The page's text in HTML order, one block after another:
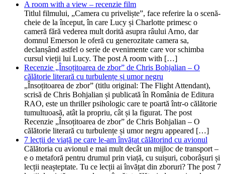
A room with a view – recenzie film
Titlul filmului, „Camera cu priveliște”, face referire la o scenă-
cheie de la început, în care Lucy și Charlotte primesc o
cameră fără vederea mult dorită asupra râului Arno, dar
domnul Emerson le oferă cu generozitate camera sa,
declanșând astfel o serie de evenimente care vor schimba
cursul vieții lui Lucy. The post A room with […]
Recenzie „Însoțitoarea de zbor” de Chris Bohjalian – O
călătorie literară cu turbulențe și umor negru
„Însoțitoarea de zbor” (titlu original: The Flight Attendant),
scrisă de Chris Bohjalian și publicată în România de Editura
RAO, este un thriller psihologic care te poartă într-o călătorie
tumultuoasă, atât la propriu, cât și la figurat. The post
Recenzie „Însoțitoarea de zbor” de Chris Bohjalian – O
călătorie literară cu turbulențe și umor negru appeared […]
7 lecții de viață pe care le-am învățat călătorind cu avionul
Călătoria cu avionul e mai mult decât un mijloc de transport –
e o metaforă pentru drumul prin viață, cu suișuri, coborâșuri și
lecții neașteptate. Tu ce lecții ai învățat din zboruri? The post 7